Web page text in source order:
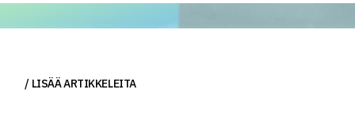
LISÄÄ ARTIKKELEITA